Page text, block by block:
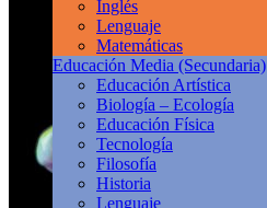
Inglés
Lenguaje
Matemáticas
Educación Media (Secundaria)
Educación Artística
Biología – Ecología
Educación Física
Tecnología
Filosofía
Historia
Lenguaje